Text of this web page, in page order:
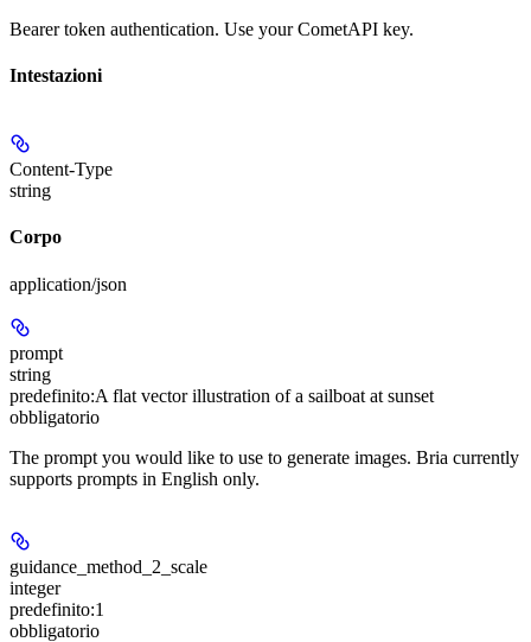
Bearer token authentication. Use your CometAPI key.
Intestazioni
Content-Type
string
Corpo
application/json
prompt
string
predefinito:A flat vector illustration of a sailboat at sunset
obbligatorio
The prompt you would like to use to generate images. Bria currently
supports prompts in English only.
guidance_method_2_scale
integer
predefinito:1
obbligatorio